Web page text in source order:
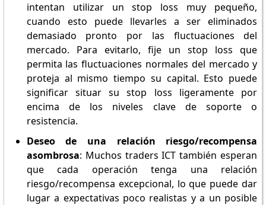
intentan utilizar un stop loss muy pequeño,
cuando esto puede llevarles a ser eliminados
demasiado pronto por las fluctuaciones del
mercado. Para evitarlo, fije un stop loss que
permita las fluctuaciones normales del mercado y
proteja al mismo tiempo su capital. Esto puede
significar situar su stop loss ligeramente por
encima de los niveles clave de soporte o
resistencia.
Deseo de una relación riesgo/recompensa
asombrosa: Muchos traders ICT también esperan
que cada operación tenga una relación
riesgo/recompensa excepcional, lo que puede dar
lugar a expectativas poco realistas y a un posible